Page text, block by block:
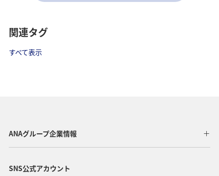
関連タグ
すべて表示
ANAグループ企業情報
SNS公式アカウント